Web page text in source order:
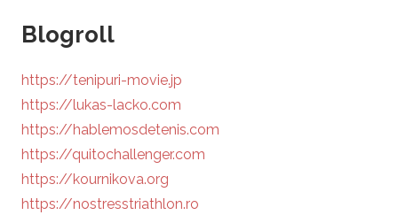
Blogroll
https://tenipuri-movie.jp
https://lukas-lacko.com
https://hablemosdetenis.com
https://quitochallenger.com
https://kournikova.org
https://nostresstriathlon.ro